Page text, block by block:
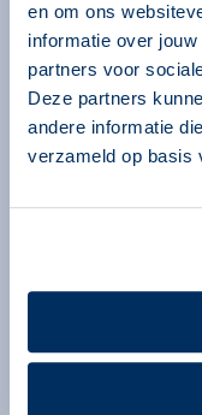
en om ons
informatie over
partners voor
Deze partners
andere informatie
verzameld op basis
Algemeen
Missie
Over onze
Begeleiders
Nieuws
Bestellen
Information in